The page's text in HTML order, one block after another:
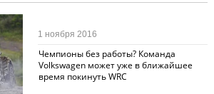
Чемпионы без работы? Команда
Volkswagen может уже в ближайшее
время покинуть WRC
1 ноября 2016